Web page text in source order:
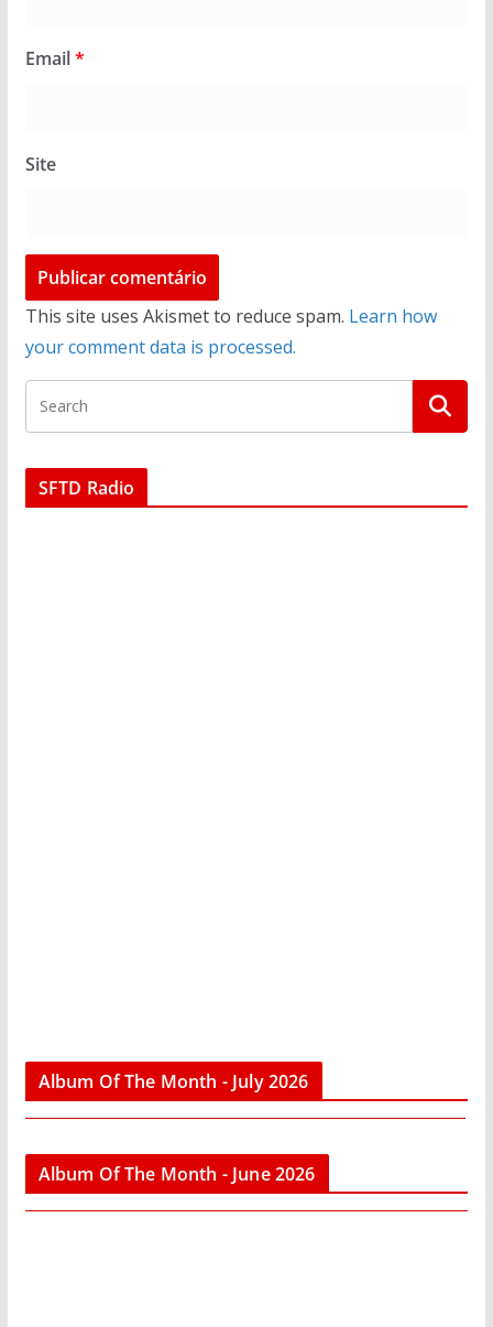
Email*
Site
This site uses Akismet to reduce spam. Learn how
your comment data is processed.
SFTD Radio
Album Of The Month - July 2026
Album Of The Month - June 2026